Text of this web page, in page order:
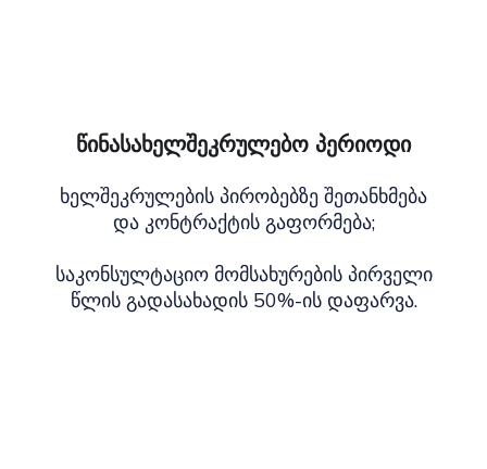
წინასახელშეკრულებო პერიოდი
ხელშეკრულების პირობებზე შეთანხმება
და კონტრაქტის გაფორმება;
საკონსულტაციო მომსახურების პირველი
წლის გადასახადის 50%-ის დაფარვა.